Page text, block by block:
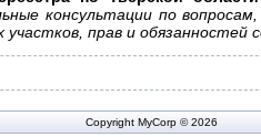
консультации по
участков, прав и обязанностей
Copyright MyCorp © 2026